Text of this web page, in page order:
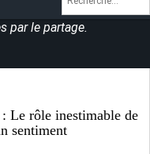
par le partage.
Le rôle inestimable de
sentiment